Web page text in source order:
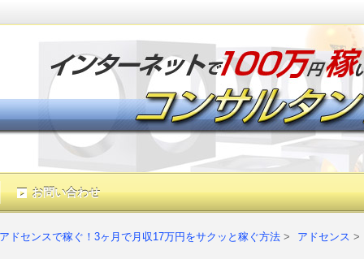
アドセンスで稼ぐ！3ヶ月で月収17万円をサクッと稼ぐ方法 アドセンス
アドセンスで稼ぐ！3ヶ月で月収
お問い合わせ